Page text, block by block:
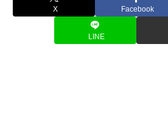
X Facebook
LINE